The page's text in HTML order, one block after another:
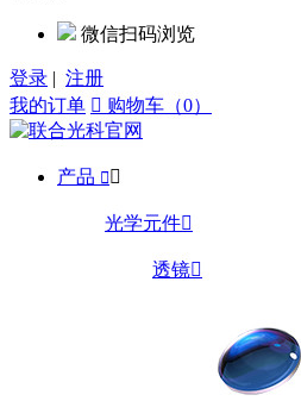
微信扫码浏览
登录 | 注册
我的订单  购物车（0）
产品  
光学元件
透镜